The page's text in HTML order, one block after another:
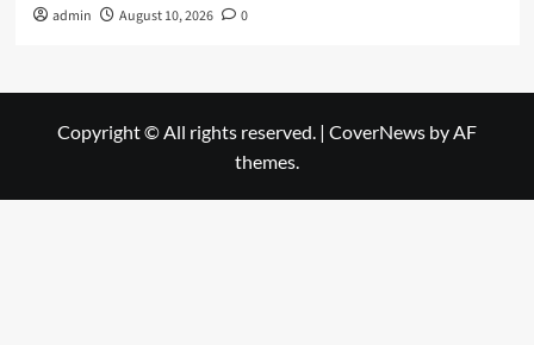
admin August 10, 2026 0
Copyright © All rights reserved. | CoverNews by AF
themes.